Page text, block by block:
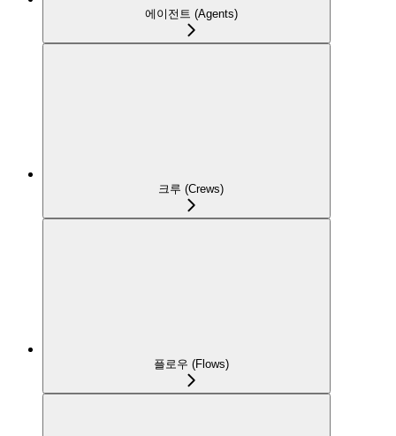
에이전트 (Agents)
크루 (Crews)
플로우 (Flows)